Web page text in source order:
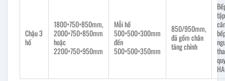
Chậu 3
hố
1800×750×850mm,
2000×750×850mm
hoặc
2200×750×950mm
Mỗi hố
500×500×300mm
đến
500×500×350mm
850/950mm,
đã gồm chân
tăng chỉnh